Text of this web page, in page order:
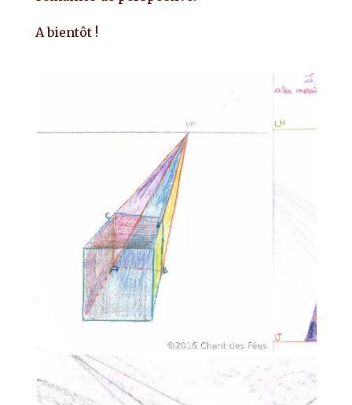
A bientôt !